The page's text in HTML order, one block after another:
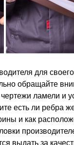
для своего
обращайте
ламели и
есть ли ребра
и как
выдать за